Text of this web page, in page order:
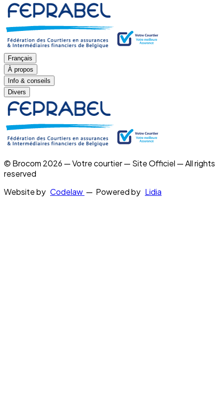
Français
À propos
Info & conseils
Divers
© Brocom 2026 — Votre courtier — Site Officiel — All rights
reserved
Website by Codelaw — Powered by Lidia